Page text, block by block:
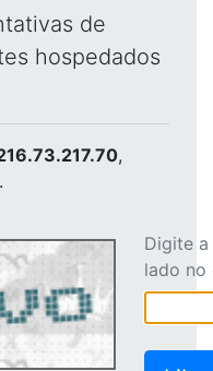
de
hospedados
,
Digite
lado no